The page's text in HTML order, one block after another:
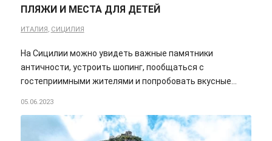
ПЛЯЖИ И МЕСТА ДЛЯ ДЕТЕЙ
ИТАЛИЯ СИЦИЛИЯ
На Сицилии можно увидеть важные памятники
античности, устроить шопинг, пообщаться с
гостеприимными жителями и попробовать вкусные…
05.06.2023